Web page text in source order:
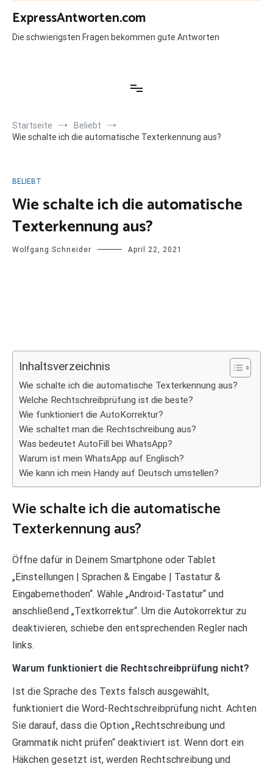
Zum
Inhalt
springen
ExpressAntworten.com
Die schwierigsten Fragen bekommen gute Antworten
Startseite
Beliebt
Wie schalte ich die automatische Texterkennung aus?
BELIEBT
Wie schalte ich die automatische
Texterkennung aus?
Wolfgang Schneider April 22, 2021
Inhaltsverzeichnis
Wie schalte ich die automatische Texterkennung aus?
Welche Rechtschreibprüfung ist die beste?
Wie funktioniert die AutoKorrektur?
Wie schaltet man die Rechtschreibung aus?
Was bedeutet AutoFill bei WhatsApp?
Warum ist mein WhatsApp auf Englisch?
Wie kann ich mein Handy auf Deutsch umstellen?
Wie schalte ich die automatische
Texterkennung aus?
Öffne dafür in Deinem Smartphone oder Tablet
„Einstellungen | Sprachen & Eingabe | Tastatur &
Eingabemethoden“. Wähle „Android-Tastatur“ und
anschließend „Textkorrektur“. Um die Autokorrektur zu
deaktivieren, schiebe den entsprechenden Regler nach
links.
Warum funktioniert die Rechtschreibprüfung nicht?
Ist die Sprache des Texts falsch ausgewählt,
funktioniert die Word-Rechtschreibprüfung nicht. Achten
Sie darauf, dass die Option „Rechtschreibung und
Grammatik nicht prüfen“ deaktiviert ist. Wenn dort ein
Häkchen gesetzt ist, werden Rechtschreibung und